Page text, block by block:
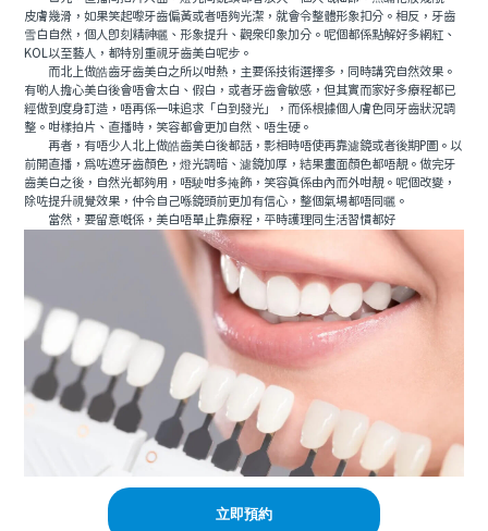
皮膚幾滑，如果笑起嚟牙齒偏黃或者唔夠光潔，就會令整體形象扣分。相反，牙齒
雪白自然，個人即刻精神曬、形象提升、觀眾印象加分。呢個都係點解好多網紅、
KOL以至藝人，都特別重視牙齒美白呢步。
而北上做皓齒牙齒美白之所以咁熱，主要係技術選擇多，同時講究自然效果。
有啲人擔心美白後會唔會太白、假白，或者牙齒會敏感，但其實而家好多療程都已
經做到度身訂造，唔再係一味追求「白到發光」，而係根據個人膚色同牙齒狀況調
整。咁樣拍片、直播時，笑容都會更加自然、唔生硬。
再者，有唔少人北上做皓齒美白後都話，影相時唔使再靠濾鏡或者後期P圖。以
前開直播，為咗遮牙齒顏色，燈光調暗、濾鏡加厚，結果畫面顏色都唔靚。做完牙
齒美白之後，自然光都夠用，唔駛咁多掩飾，笑容真係由內而外咁靚。呢個改變，
除咗提升視覺效果，仲令自己喺鏡頭前更加有信心，整個氣場都唔同曬。
當然，要留意嘅係，美白唔單止靠療程，平時護理同生活習慣都好
立即預約